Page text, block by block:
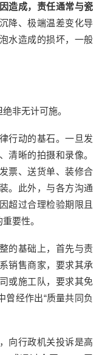
造成，责任通常与瓷
降、极端温差变化导
水造成的损坏，一般
非无计可施。
行动的基石。一旦发
清晰的拍摄和录像。
票、送货单、装修合
。此外，与各方沟通
超过合理检验期限且
要性。
的基础上，首先与责
销售商家，要求其承
或施工队，要求其免
曾经作出“质量共同负
向行政机关投诉是高